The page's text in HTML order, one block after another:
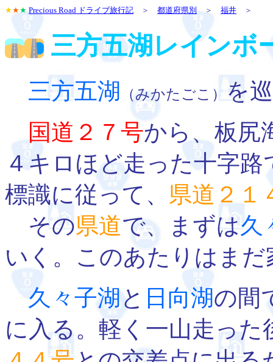
★★★ Precious Road ドライブ旅行記 ＞ 都道府県別＞ 福井 ＞
三方五湖レインボ
三方五湖 （みかたごこ） を
国道２７号から、板尻
４キロほど走った十字路
標識に従って、 県道２１
その県道で、まずは久
いく。このあたりはま
久々子湖と 日向湖の間
に入る。軽く一山走った